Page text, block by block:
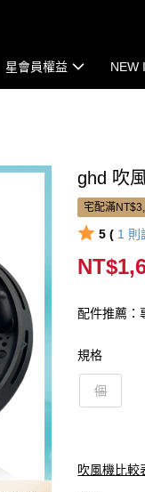
星會員權益 NEW
ghd 吹
宅配滿
5 ( 1 則
配件推薦：
規格
個
吹風機比較